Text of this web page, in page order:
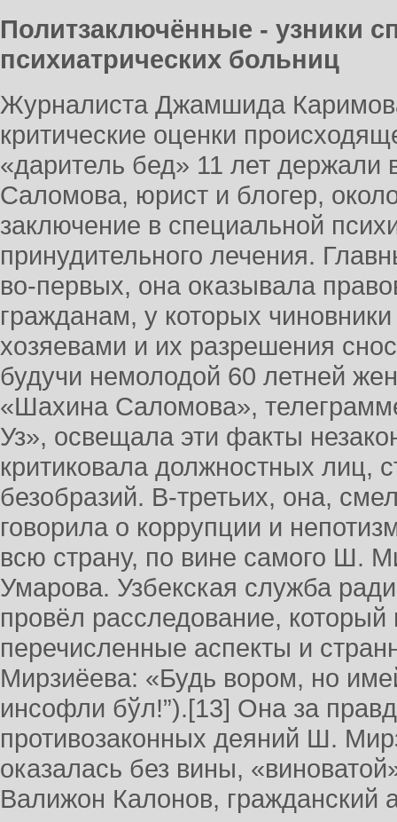
Политзаключённые - узники
психиатрических больниц
Журналиста Джамшида
критические оценки
«даритель бед» 11 лет
Саломова, юрист и блогер,
заключение в специальной
принудительного лечения.
во-первых, она оказывала
гражданам, у которых
хозяевами и их разрешения
будучи немолодой 60 летней
«Шахина Саломова»,
Уз», освещала эти факты
критиковала должностных лиц,
безобразий. В-третьих, она,
говорила о коррупции и
всю страну, по вине самого Ш.
Умарова. Узбекская служба
провёл расследование,
перечисленные аспекты и
Мирзиёева: «Будь вором, но
инсофли бўл!”).[13] Она за
противозаконных деяний Ш.
оказалась без вины,
Валижон Калонов, гражданский